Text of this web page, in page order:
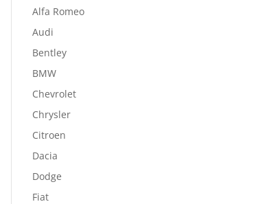
Alfa Romeo
Audi
Bentley
BMW
Chevrolet
Chrysler
Citroen
Dacia
Dodge
Fiat